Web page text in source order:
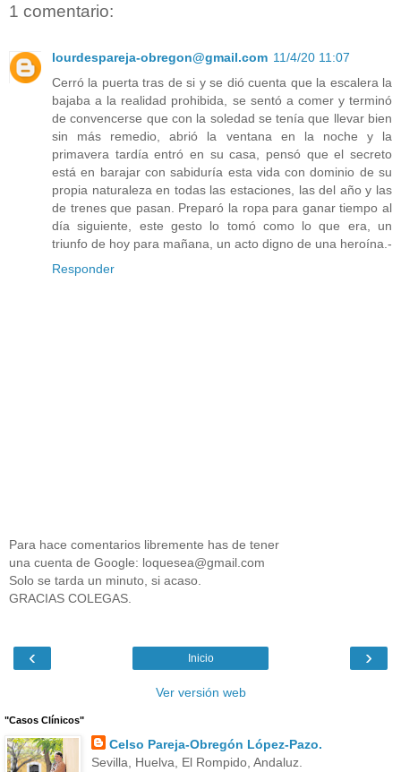
1 comentario:
lourdespareja-obregon@gmail.com 11/4/20 11:07
Cerró la puerta tras de si y se dió cuenta que la escalera la
bajaba a la realidad prohibida, se sentó a comer y terminó
de convencerse que con la soledad se tenía que llevar bien
sin más remedio, abrió la ventana en la noche y la
primavera tardía entró en su casa, pensó que el secreto
está en barajar con sabiduría esta vida con dominio de su
propia naturaleza en todas las estaciones, las del año y las
de trenes que pasan. Preparó la ropa para ganar tiempo al
día siguiente, este gesto lo tomó como lo que era, un
triunfo de hoy para mañana, un acto digno de una heroína.-
Responder
Para hace comentarios libremente has de tener
una cuenta de Google: loquesea@gmail.com
Solo se tarda un minuto, si acaso.
GRACIAS COLEGAS.
‹ ›
Inicio
Ver versión web
"Casos Clínicos"
Celso Pareja-Obregón López-Pazo.
Sevilla, Huelva, El Rompido, Andaluz.